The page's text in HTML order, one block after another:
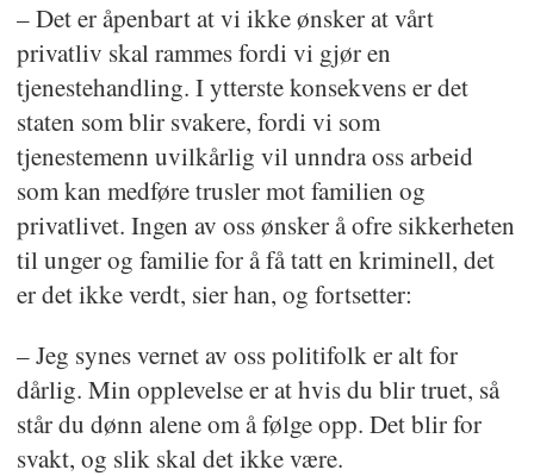
– Det er åpenbart at vi ikke ønsker at vårt
privatliv skal rammes fordi vi gjør en
tjenestehandling. I ytterste konsekvens er det
staten som blir svakere, fordi vi som
tjenestemenn uvilkårlig vil unndra oss arbeid
som kan medføre trusler mot familien og
privatlivet. Ingen av oss ønsker å ofre sikkerheten
til unger og familie for å få tatt en kriminell, det
er det ikke verdt, sier han, og fortsetter:
– Jeg synes vernet av oss politifolk er alt for
dårlig. Min opplevelse er at hvis du blir truet, så
står du dønn alene om å følge opp. Det blir for
svakt, og slik skal det ikke være.